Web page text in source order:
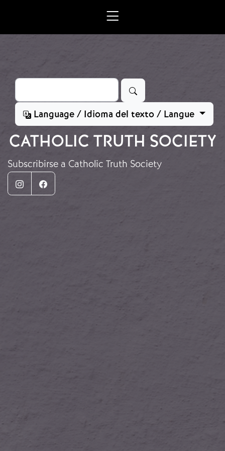
Buscar
Language / Idioma del texto / Langue
CATHOLIC TRUTH SOCIETY
Subscribirse a Catholic Truth Society
InstagramFacebook